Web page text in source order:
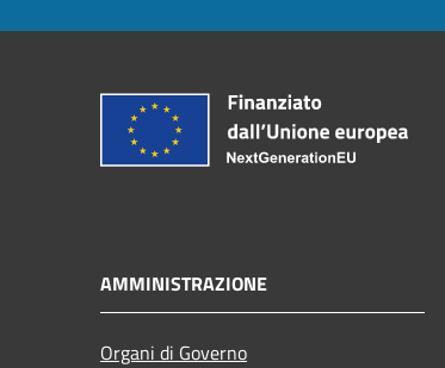
AMMINISTRAZIONE
Organi di Governo